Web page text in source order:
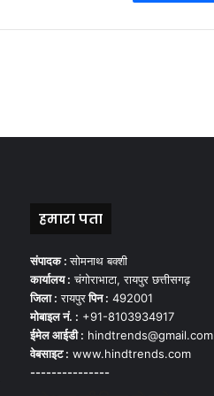
हमारा पता
संपादक :सोमनाथ बक्शी
कार्यालय : चंगोराभाटा, रायपुर छत्तीसगढ़
जिला : रायपुरपिन : 492001
मोबाइल नं. : +91-8103934917
ईमेल आईडी : hindtrends@gmail.com
वेबसाइट : www.hindtrends.com
---------------